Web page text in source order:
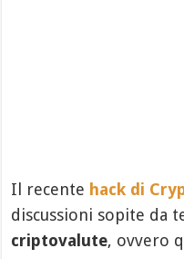
Il recente hack di
discussioni sopite da
criptovalute, ovvero